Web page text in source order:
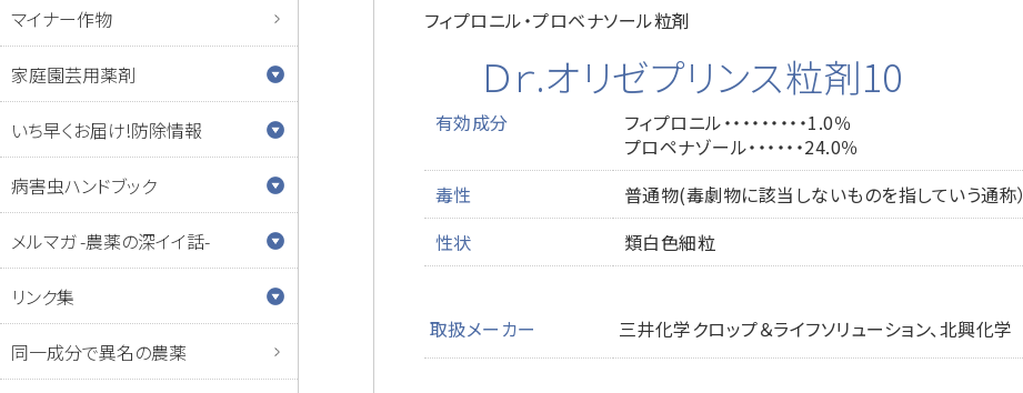
マイナー作物
家庭園芸用薬剤
いち早くお届け!防除情報
病害虫ハンドブック
メルマガ -農薬の深イイ話-
リンク集
同一成分で異名の農薬
フィプロニル・プロベナソール粒剤
Ｄｒ.オリゼプリンス粒剤10
有効成分
フィプロニル・・・・・・・・・1.0％
プロペナゾール・・・・・・24.0％
毒性
普通物(毒劇物に該当しないものを指していう通称）
性状
類白色細粒
取扱メーカー 三井化学クロップ＆ライフソリューション、北興化学